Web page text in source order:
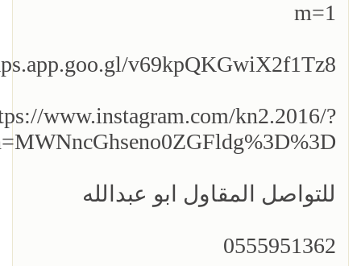
m=1
v69kpQKGwiX2f1Tz8
www.instagram.com/kn2.2016/?
للتواصل المقاول ابو عبدالله
0555951362